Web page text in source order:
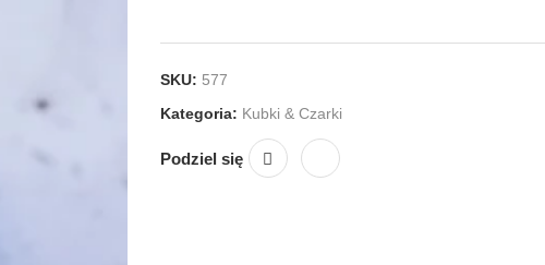
SKU: 577
Kategoria: Kubki & Czarki
Podziel się